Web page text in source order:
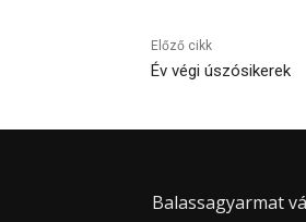
Előző cikk
Év végi úszósikerek
Balassagyarmat